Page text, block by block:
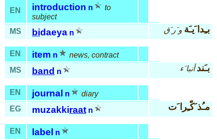
EN introduction n
to
subject
MS
bidaeya n بـِدا َيـَة و َر َق
EN item n
news, contract
MS
band n بـَند أنبا َء
EN journal n
diary
EG
muzakkiraat n مـُذ َكّـِرا َت
EN label
n